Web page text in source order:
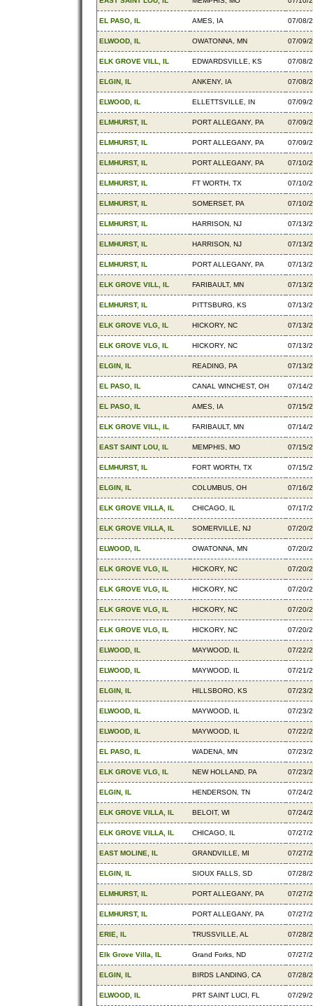
EL PASO, IL AMES, IA 07/08/
ELWOOD, IL OWATONNA, MN 07/09/
ELK GROVE VILL, IL EDWARDSVILLE, KS 07/08/
ELGIN, IL ANKENY, IA 07/08/
ELWOOD, IL ELLETTSVILLE, IN 07/09/
ELMHURST, IL PORT ALLEGANY, PA 07/09/
ELMHURST, IL PORT ALLEGANY, PA 07/09/
ELMHURST, IL PORT ALLEGANY, PA 07/10/
ELMHURST, IL FT WORTH, TX 07/10/
ELMHURST, IL SOMERSET, PA 07/10/
ELMHURST, IL HARRISON, NJ 07/13/
ELMHURST, IL HARRISON, NJ 07/13/
ELMHURST, IL PORT ALLEGANY, PA 07/13/
ELK GROVE VILL, IL FARIBAULT, MN 07/13/
ELMHURST, IL PITTSBURG, KS 07/13/
ELK GROVE VLG, IL HICKORY, NC 07/13/
ELK GROVE VLG, IL HICKORY, NC 07/13/
ELGIN, IL READING, PA 07/13/
EL PASO, IL CANAL WINCHEST, OH 07/14/
EL PASO, IL AMES, IA 07/15/
ELK GROVE VILL, IL FARIBAULT, MN 07/14/
EAST SAINT LOU, IL MEMPHIS, MO 07/15/
ELMHURST, IL FORT WORTH, TX 07/15/
ELGIN, IL COLUMBUS, OH 07/16/
ELK GROVE VILLA, IL CHICAGO, IL 07/17/
ELK GROVE VILLA, IL SOMERVILLE, NJ 07/20/
ELWOOD, IL OWATONNA, MN 07/20/
ELK GROVE VLG, IL HICKORY, NC 07/20/
ELK GROVE VLG, IL HICKORY, NC 07/20/
ELK GROVE VLG, IL HICKORY, NC 07/20/
ELK GROVE VLG, IL HICKORY, NC 07/20/
ELWOOD, IL MAYWOOD, IL 07/22/
ELWOOD, IL MAYWOOD, IL 07/21/
ELGIN, IL HILLSBORO, KS 07/23/
ELWOOD, IL MAYWOOD, IL 07/23/
ELWOOD, IL MAYWOOD, IL 07/22/
EL PASO, IL WADENA, MN 07/23/
ELK GROVE VLG, IL NEW HOLLAND, PA 07/23/
ELGIN, IL HENDERSON, TN 07/24/
ELK GROVE VILLA, IL BELOIT, WI 07/24/
ELK GROVE VILLA, IL CHICAGO, IL 07/27/
EAST MOLINE, IL GRANDVILLE, MI 07/27/
ELGIN, IL SIOUX FALLS, SD 07/28/
ELMHURST, IL PORT ALLEGANY, PA 07/27/
ELMHURST, IL PORT ALLEGANY, PA 07/27/
ERIE, IL TRUSSVILLE, AL 07/28/
Elk Grove Villa, IL Grand Forks, ND 07/27/
ELGIN, IL BIRDS LANDING, CA 07/28/
ELWOOD, IL PRT SAINT LUCI, FL 07/29/